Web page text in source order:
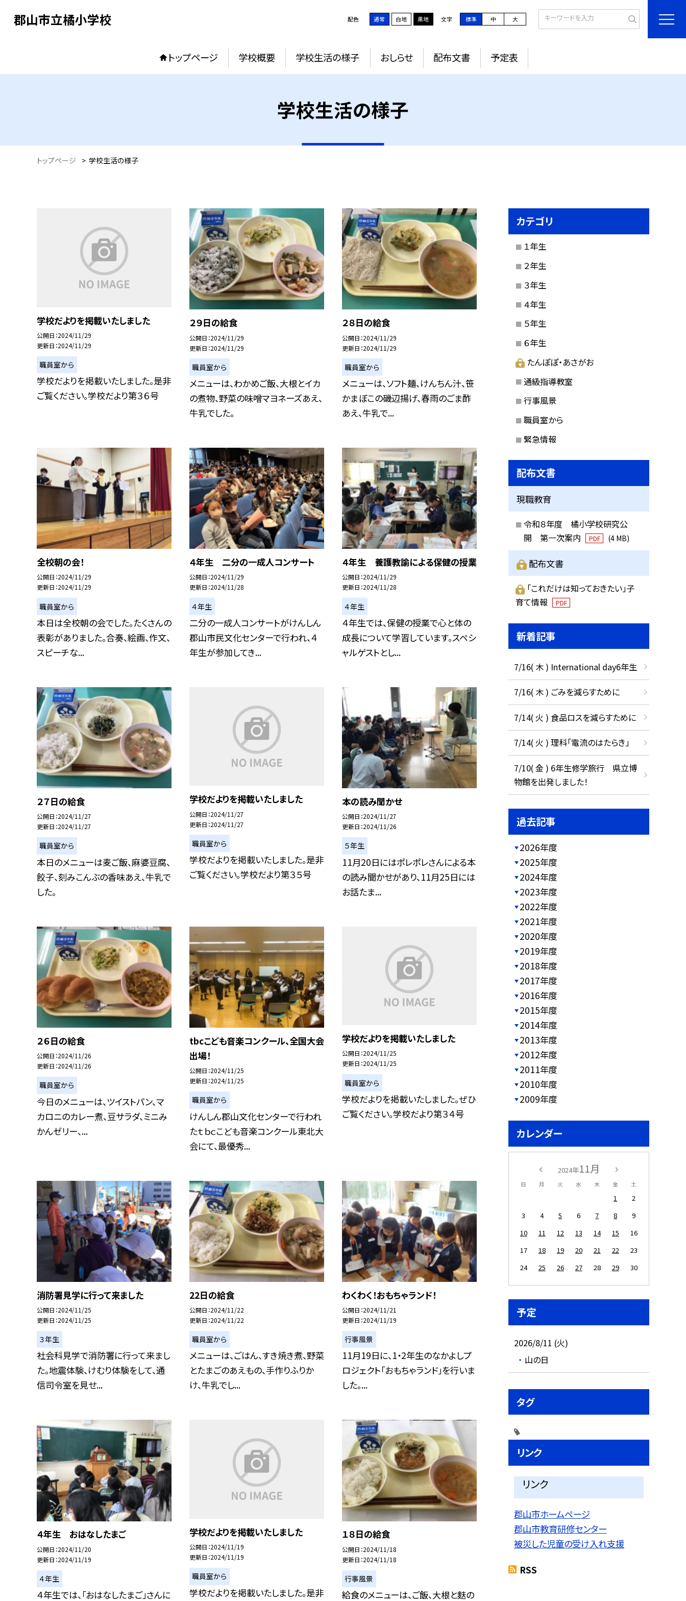
郡山市立橘小学校 配色 通常 白地 黒地 文字 標準 中 大
トップページ 学校概要 学校生活の様子 おしらせ 配布文書 予定表
学校生活の様子
トップページ > 学校生活の様子
学校だよりを掲載いたしました
公開日 2024/11/29
更新日 2024/11/29
職員室から
学校だよりを掲載いたしました。是非
ご覧ください。学校だより第３６号
２９日の給食
公開日 2024/11/29
更新日 2024/11/29
職員室から
メニューは、わかめご飯、大根とイカ
の煮物、野菜の味噌マヨネーズあえ、
牛乳でした。
２８日の給食
公開日 2024/11/29
更新日 2024/11/29
職員室から
メニューは、ソフト麺、けんちん汁、笹
かまぼこの磯辺揚げ、春雨のごま酢
あえ、牛乳で...
全校朝の会！
公開日 2024/11/29
更新日 2024/11/29
職員室から
本日は全校朝の会でした。たくさんの
表彰がありました。合奏、絵画、作文、
スピーチな...
４年生 二分の一成人コンサート
公開日 2024/11/29
更新日 2024/11/28
４年生
二分の一成人コンサートがけんしん
郡山市民文化センターで行われ、４
年生が参加してき...
４年生 養護教諭による保健の授業
公開日 2024/11/29
更新日 2024/11/28
４年生
４年生では、保健の授業で心と体の
成長について学習しています。スペシ
ャルゲストとし...
２７日の給食
公開日 2024/11/27
更新日 2024/11/27
職員室から
本日のメニューは麦ご飯、麻婆豆腐、
餃子、刻みこんぶの香味あえ、牛乳で
した。
学校だよりを掲載いたしました
公開日 2024/11/27
更新日 2024/11/27
職員室から
学校だよりを掲載いたしました。是非
ご覧ください。学校だより第３５号
本の読み聞かせ
公開日 2024/11/27
更新日 2024/11/26
５年生
11月20日にはポレポレさんによる本
の読み聞かせがあり、11月25日には
お話たま...
２６日の給食
公開日 2024/11/26
更新日 2024/11/26
職員室から
今日のメニューは、ツイストパン、マ
カロニのカレー煮、豆サラダ、ミニみ
かんゼリー、...
tbcこども音楽コンクール、全国大会
出場！
公開日 2024/11/25
更新日 2024/11/25
職員室から
けんしん郡山文化センターで行われ
たｔｂｃこども音楽コンクール東北大
会にて、最優秀...
学校だよりを掲載いたしました
公開日 2024/11/25
更新日 2024/11/25
職員室から
学校だよりを掲載いたしました。ぜひ
ご覧ください。学校だより第３４号
消防署見学に行って来ました
公開日 2024/11/25
更新日 2024/11/25
３年生
社会科見学で消防署に行って来まし
た。地震体験、けむり体験をして、通
信司令室を見せ...
22日の給食
公開日 2024/11/22
更新日 2024/11/22
職員室から
メニューは、ごはん、すき焼き煮、野菜
とたまごのあえもの、手作りふりか
け、牛乳でし...
わくわく！おもちゃランド！
公開日 2024/11/21
更新日 2024/11/19
行事風景
11月19日に、1・2年生のなかよしプ
ロジェクト「おもちゃランド」を行いま
した。...
４年生 おはなしたまご
公開日 2024/11/20
更新日 2024/11/19
４年生
４年生では、「おはなしたまご」さんに
学校だよりを掲載いたしました
公開日 2024/11/19
更新日 2024/11/19
職員室から
学校だよりを掲載いたしました。是非
１８日の給食
公開日 2024/11/18
更新日 2024/11/18
行事風景
給食のメニューは、ご飯、大根と麩の
カテゴリ
１年生
２年生
３年生
４年生
５年生
６年生
たんぽぽ・あさがお
通級指導教室
行事風景
職員室から
緊急情報
配布文書
現職教育
令和８年度 橘小学校研究公
開 第一次案内
PDF (4 MB)
配布文書
「これだけは知っておきたい」子
育て情報
PDF
新着記事
7/16( 木 ) International day6年生
7/16( 木 ) ごみを減らすために
7/14( 火 ) 食品ロスを減らすために
7/14( 火 ) 理科「電流のはたらき」
7/10( 金 ) 6年生修学旅行 県立博
物館を出発しました！
過去記事
2026年度
2025年度
2024年度
2023年度
2022年度
2021年度
2020年度
2019年度
2018年度
2017年度
2016年度
2015年度
2014年度
2013年度
2012年度
2011年度
2010年度
2009年度
カレンダー
2024年11月
日 月 火 水 木 金 土
1
2
3
4 5 6 7 8
9
10
11 12 13 14 15
16
17
18 19 20 21 22
23
24
25 26 27 28 29 30
予定
2026/8/11 (火)
山の日
タグ
リンク
リンク
郡山市ホームページ
郡山市教育研修センター
被災した児童の受け入れ支援
RSS